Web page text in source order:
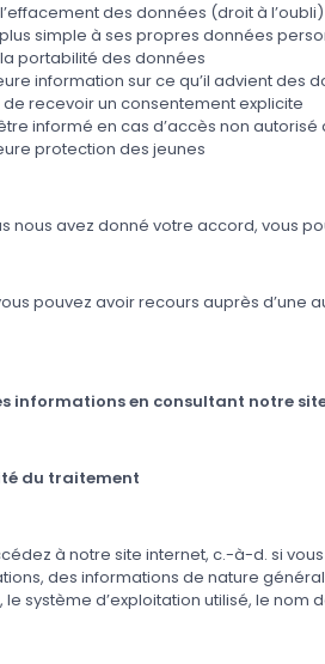
des données (droit à l’oubli)
simple à ses propres données
portabilité des données
information sur ce qu’il advient des
recevoir un consentement explicite
informé en cas d’accès non
protection des jeunes
nous avez donné votre accord, vous
pouvez avoir recours auprès d’une
informations en consultant notre
du traitement
à notre site internet, c.-à-d. si
des informations de nature
système d’exploitation utilisé, le nom